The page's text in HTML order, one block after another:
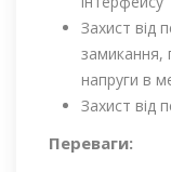
Захист від
замикання,
напруги в
Захист від
Переваги: